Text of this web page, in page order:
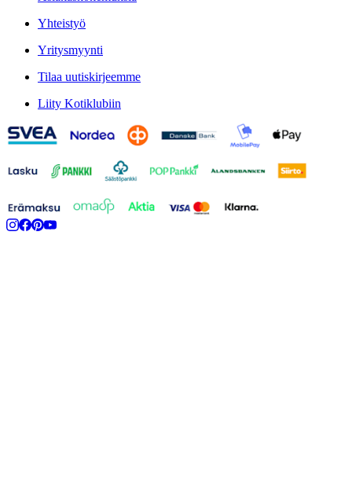
Yhteistyö
Yritysmyynti
Tilaa uutiskirjeemme
Liity Kotiklubiin